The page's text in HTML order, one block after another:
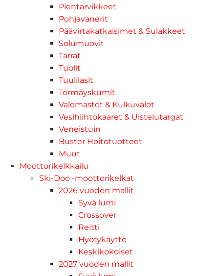
Pientarvikkeet
Pohjavanerit
Päävirtakatkaisimet & Sulakkeet
Solumuovit
Tarrat
Tuolit
Tuulilasit
Törmäyskumit
Valomastot & Kulkuvalot
Vesihiihtokaaret & Uistelutargat
Veneistuin
Buster Hoitotuotteet
Muut
Moottorikelkkailu
Ski-Doo -moottorikelkat
2026 vuoden mallit
Syvä lumi
Crossover
Reitti
Hyötykäyttö
Keskikokoiset
2027 vuoden mallit